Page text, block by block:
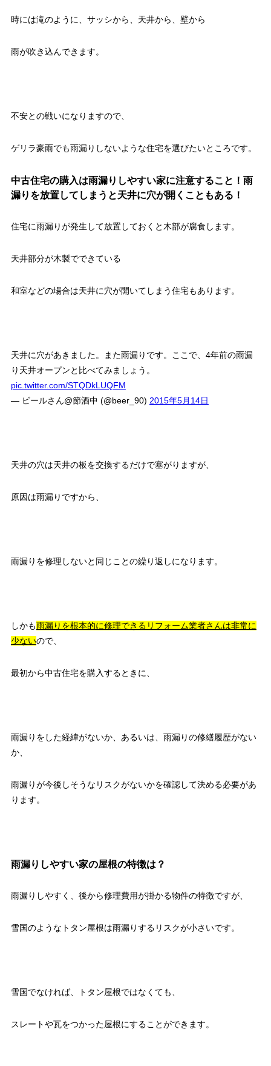
時には滝のように、サッシから、天井から、壁から
雨が吹き込んできます。
不安との戦いになりますので、
ゲリラ豪雨でも雨漏りしないような住宅を選びたいところです。
中古住宅の購入は雨漏りしやすい家に注意すること！雨
漏りを放置してしまうと天井に穴が開くこともある！
住宅に雨漏りが発生して放置しておくと木部が腐食します。
天井部分が木製でできている
和室などの場合は天井に穴が開いてしまう住宅もあります。
天井に穴があきました。また雨漏りです。ここで、4年前の雨漏
り天井オープンと比べてみましょう。
pic.twitter.com/STQDkLUQFM
— ビールさん@節酒中 (@beer_90) 2015年5月14日
天井の穴は天井の板を交換するだけで塞がりますが、
原因は雨漏りですから、
雨漏りを修理しないと同じことの繰り返しになります。
しかも雨漏りを根本的に修理できるリフォーム業者さんは非常に
少ないので、
最初から中古住宅を購入するときに、
雨漏りをした経緯がないか、あるいは、雨漏りの修繕履歴がない
か、
雨漏りが今後しそうなリスクがないかを確認して決める必要があ
ります。
雨漏りしやすい家の屋根の特徴は？
雨漏りしやすく、後から修理費用が掛かる物件の特徴ですが、
雪国のようなトタン屋根は雨漏りするリスクが小さいです。
雪国でなければ、トタン屋根ではなくても、
スレートや瓦をつかった屋根にすることができます。